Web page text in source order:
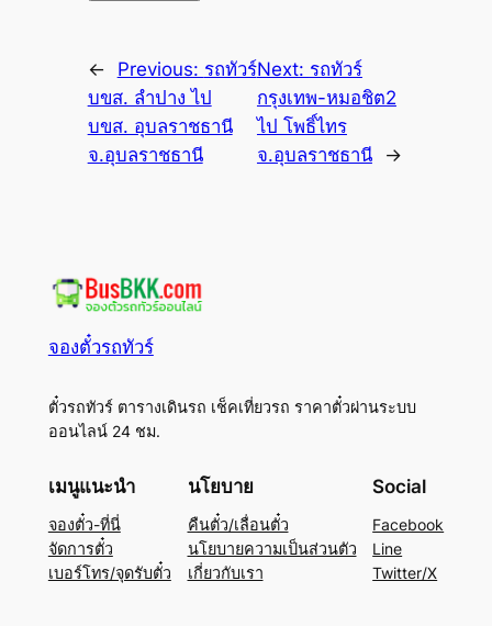
← Previous: รถทัวร์
บขส. ลำปาง ไป
บขส. อุบลราชธานี
จ.อุบลราชธานี
Next: รถทัวร์
กรุงเทพ-หมอชิต2
ไป โพธิ์ไทร
จ.อุบลราชธานี
→
จองตั๋วรถทัวร์
ตั๋วรถทัวร์ ตารางเดินรถ เช็คเที่ยวรถ ราคาตั๋วผ่านระบบ
ออนไลน์ 24 ชม.
เมนูแนะนำ
จองตั๋ว-ที่นี่
จัดการตั๋ว
เบอร์โทร/จุดรับตั๋ว
นโยบาย
คืนตั๋ว/เลื่อนตั๋ว
นโยบายความเป็นส่วนตัว
เกี่ยวกับเรา
Social
Facebook
Line
Twitter/X